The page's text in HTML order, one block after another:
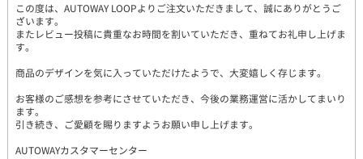
この度は、AUTOWAY LOOPよりご注文いただきまして、誠にありがとうご
ざいます。
またレビュー投稿に貴重なお時間を割いていただき、重ねてお礼申し上げま
す。
商品のデザインを気に入っていただけたようで、大変嬉しく存じます。
お客様のご感想を参考にさせていただき、今後の業務運営に活かしてまいり
ます。
引き続き、ご愛顧を賜りますようお願い申し上げます。
AUTOWAYカスタマーセンター